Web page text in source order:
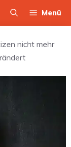
Menü
nicht mehr